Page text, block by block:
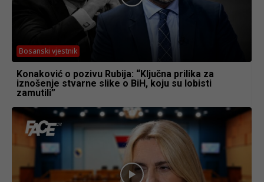
Bosanski vjestnik
Konaković o pozivu Rubija: “Ključna prilika za
iznošenje stvarne slike o BiH, koju su lobisti
zamutili”